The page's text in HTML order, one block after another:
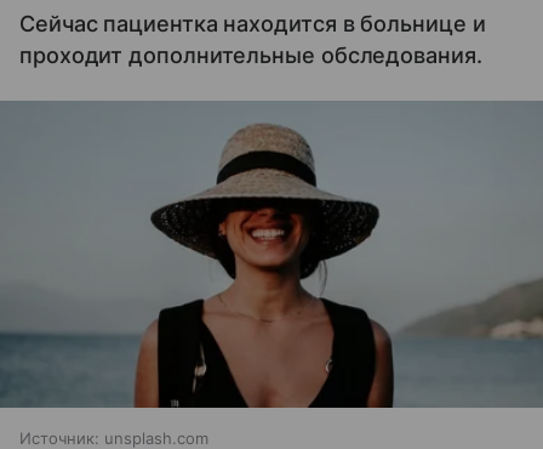
Сейчас пациентка находится в больнице и
проходит дополнительные обследования.
Источник: unsplash.com